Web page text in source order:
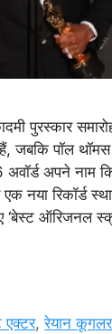
पुरस्कार
जबकि पॉल
अपने नाम
नया रिकॉर्ड
‘बेस्ट ऑरिजनल
एक्टर,रेयान कूगलर